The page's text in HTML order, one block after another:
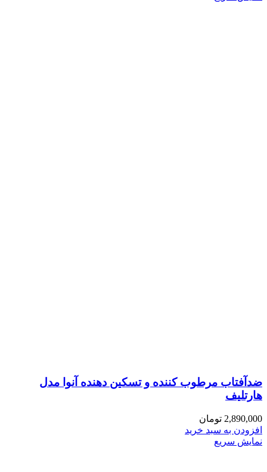
ضدآفتاب مرطوب کننده و تسکین دهنده آنوا مدل
هارتلیف
2,890,000 تومان
افزودن به سبد خرید
نمایش سریع